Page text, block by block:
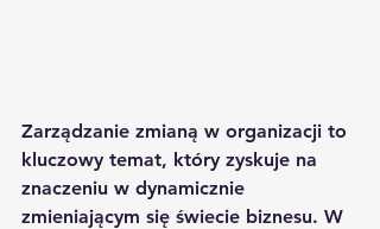
Zarządzanie zmianą w organizacji to
kluczowy temat, który zyskuje na
znaczeniu w dynamicznie
zmieniającym się świecie biznesu. W